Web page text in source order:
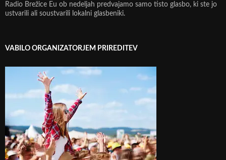
Radio Brežice Eu ob nedeljah predvajamo samo tisto glasbo, ki ste jo
ustvarili ali soustvarili lokalni glasbeniki.
VABILO ORGANIZATORJEM PRIREDITEV